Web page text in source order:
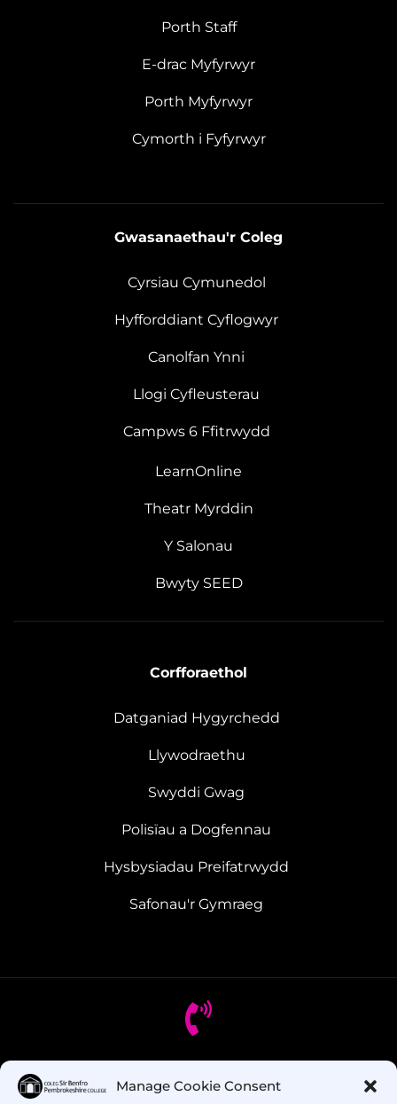
Manage Cookie Consent
Porth Staff
E-drac Myfyrwyr
Porth Myfyrwyr
Cymorth i Fyfyrwyr
Gwasanaethau'r Coleg
Cyrsiau Cymunedol
Hyfforddiant Cyflogwyr
Canolfan Ynni
Llogi Cyfleusterau
Campws 6 Ffitrwydd
LearnOnline
Theatr Myrddin
Y Salonau
Bwyty SEED
Corfforaethol
Datganiad Hygyrchedd
Llywodraethu
Swyddi Gwag
Polisïau a Dogfennau
Hysbysiadau Preifatrwydd
Safonau'r Gymraeg
Oes gennych chi gwestiynau? Ffoniwch ni!